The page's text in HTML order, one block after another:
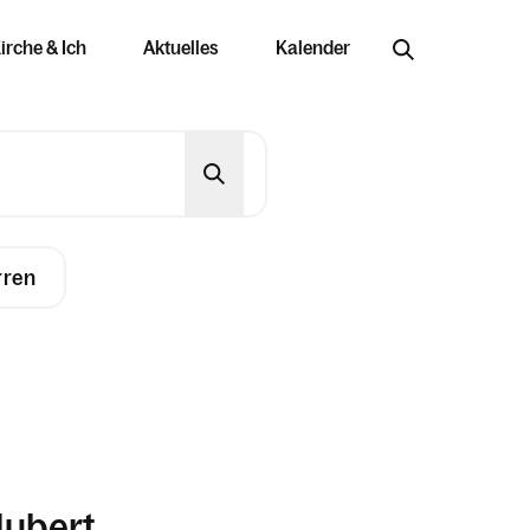
& Ich Aktuelles Kalender